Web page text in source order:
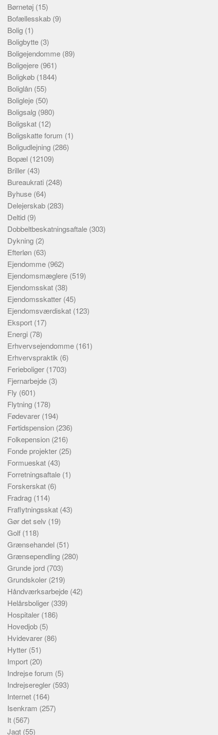
Børnetøj (15)
Bofællesskab (9)
Bolig (1)
Boligbytte (3)
Boligejendomme (89)
Boligejere (961)
Boligkøb (1844)
Boliglån (55)
Boligleje (50)
Boligsalg (980)
Boligskat (12)
Boligskatte forum (1)
Boligudlejning (286)
Bopæl (12109)
Briller (43)
Bureaukrati (248)
Byhuse (64)
Delejerskab (283)
Deltid (9)
Dobbeltbeskatningsaftale (303)
Dykning (2)
Efterløn (63)
Ejendomme (962)
Ejendomsmæglere (519)
Ejendomsskat (38)
Ejendomsskatter (45)
Ejendomsværdiskat (123)
Eksport (17)
Energi (78)
Erhvervsejendomme (161)
Erhvervspraktik (6)
Ferieboliger (1703)
Fjernarbejde (3)
Fly (601)
Flytning (178)
Fødevarer (194)
Førtidspension (236)
Folkepension (216)
Fonde projekter (25)
Formueskat (43)
Forretningsaftale (1)
Forskerskat (6)
Fradrag (114)
Fraflytningsskat (43)
Gør det selv (19)
Golf (118)
Grænsehandel (51)
Grænsependling (280)
Grunde jord (703)
Grundskoler (219)
Håndværksarbejde (42)
Helårsboliger (339)
Hospitaler (186)
Hovedjob (5)
Hvidevarer (86)
Hytter (51)
Import (20)
Indrejse forum (5)
Indrejseregler (593)
Internet (164)
Isenkram (257)
It (567)
Jagt (55)